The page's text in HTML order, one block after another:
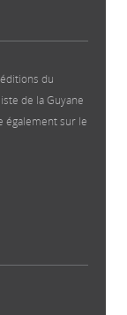
du
de la Guyane
également sur le